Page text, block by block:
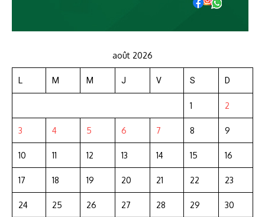
août 2026
L M M J V S D
1 2
3 4 5 6 7 8 9
10 11 12 13 14 15 16
17 18 19 20 21 22 23
24 25 26 27 28 29 30